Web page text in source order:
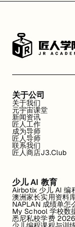
关于公司
关于我们
元宇宙课堂
新闻资讯
匠人工作
成为导师
匠人导师
联系我们
匠人商店J3.Club
少儿 AI 教育
Airbotix 少儿 AI 编
澳洲家长实用资料
NAPLAN 成绩单怎
My School 学校数
悉尼私校学费 2026